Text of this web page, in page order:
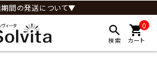
間の発送について▼
search
検索
0
shopping_cart
カート